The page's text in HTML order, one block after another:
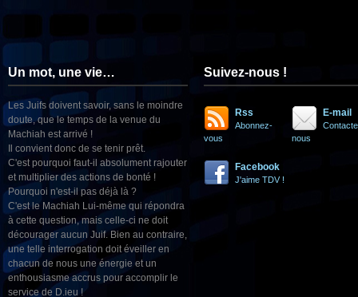
Un mot, une vie…
Les Juifs doivent savoir, sans le moindre
doute, que le temps de la venue du
Machiah est arrivé !
Il convient donc de se tenir prêt.
C'est pourquoi faut-il absolument rajouter
et multiplier des actions de bonté !
Pourquoi n'est-il pas déjà là ?
C'est le Machiah Lui-même qui répondra
à cette question, mais celle-ci ne doit
décourager aucun Juif. Bien au contraire,
une telle interrogation doit éveiller en
chacun de nous une énergie et un
enthousiasme accrus pour accomplir le
service de D.ieu !
Suivez-nous !
Rss
Abonnez-
vous
E-mail
nous
Facebook
J'aime TDV !